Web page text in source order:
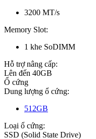
3200 MT/s
Memory Slot:
1 khe SoDIMM
Hỗ trợ nâng cấp:
Lên đến 40GB
Ổ cứng
Dung lượng ổ cứng:
512GB
Loại ổ cứng:
SSD (Solid State Drive)